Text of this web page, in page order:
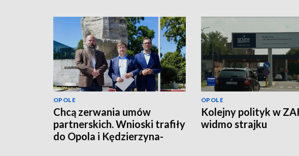
OPOLE
Chcą zerwania umów
partnerskich. Wnioski trafiły
do Opola i Kędzierzyna-
OPOLE
Kolejny polityk w
widmo strajku